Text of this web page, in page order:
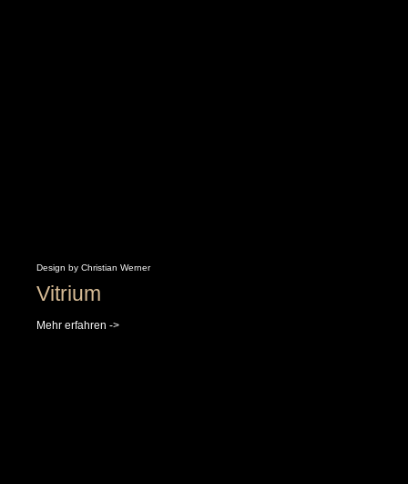
Design by Christian Werner
Vitrium
Mehr erfahren ->